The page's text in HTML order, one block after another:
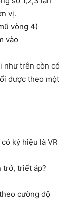
vị.
vòng 4)
vào
như trên còn có
được theo một
ký hiệu là VR
cường độ